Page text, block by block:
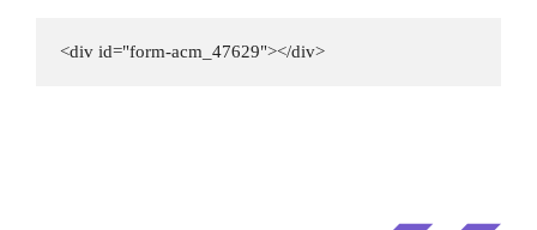
<div id="form-acm_47629"></div>